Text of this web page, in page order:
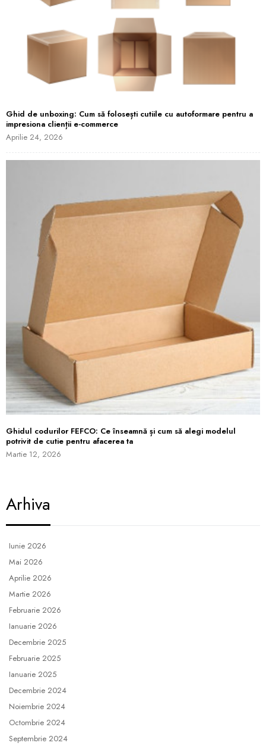
Ghid de unboxing: Cum să folosești cutiile cu autoformare pentru a
impresiona clienții e-commerce
Aprilie 24, 2026
Ghidul codurilor FEFCO: Ce înseamnă și cum să alegi modelul
potrivit de cutie pentru afacerea ta
Martie 12, 2026
Arhiva
Iunie 2026
Mai 2026
Aprilie 2026
Martie 2026
Februarie 2026
Ianuarie 2026
Decembrie 2025
Februarie 2025
Ianuarie 2025
Decembrie 2024
Noiembrie 2024
Octombrie 2024
Septembrie 2024